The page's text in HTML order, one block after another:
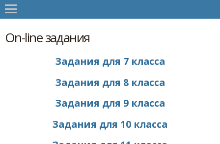
On-line задания
Задания для 7 класса
Задания для 8 класса
Задания для 9 класса
Задания для 10 класса